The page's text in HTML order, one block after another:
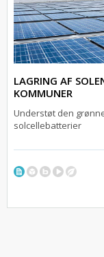
LAGRING AF
KOMMUNER
Understøt den
solcellebatterier